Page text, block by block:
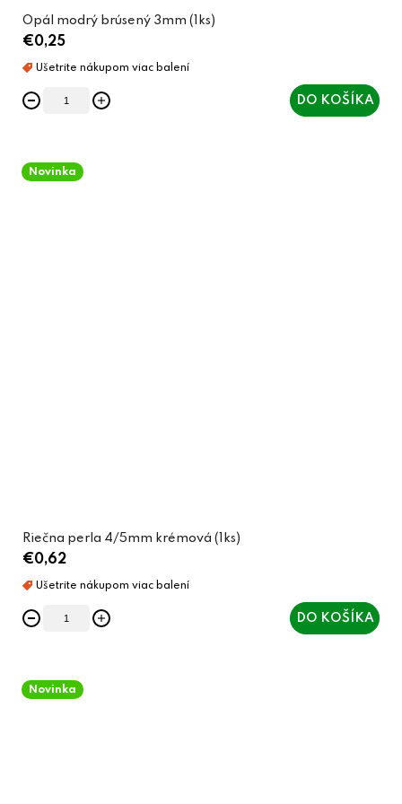
Opál modrý brúsený 3mm (1ks)
€0,25
DO KOŠÍKA
Novinka
Riečna perla 4/5mm krémová (1ks)
€0,62
DO KOŠÍKA
Novinka